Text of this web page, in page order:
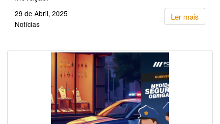
Ler mais
29 de Abril, 2025
Notícias